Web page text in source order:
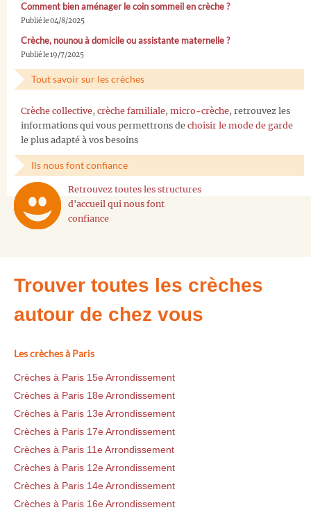
Comment bien aménager le coin sommeil en crèche ?
Publié le 04/8/2025
Crèche, nounou à domicile ou assistante maternelle ?
Publié le 19/7/2025
Tout savoir sur les crèches
Crèche collective, crèche familiale, micro-crèche, retrouvez les
informations qui vous permettrons de choisir le mode de garde
le plus adapté à vos besoins
Ils nous font confiance
Retrouvez toutes les structures
d'accueil qui nous font
confiance
Trouver toutes les crèches
autour de chez vous
Les crèches à Paris
Crèches à Paris 15e Arrondissement
Crèches à Paris 18e Arrondissement
Crèches à Paris 13e Arrondissement
Crèches à Paris 17e Arrondissement
Crèches à Paris 11e Arrondissement
Crèches à Paris 12e Arrondissement
Crèches à Paris 14e Arrondissement
Crèches à Paris 16e Arrondissement